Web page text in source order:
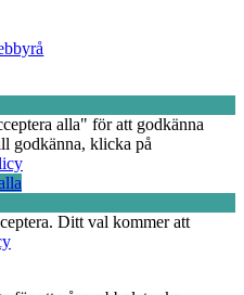
alla" för att godkänna
godkänna, klicka på
Ditt val kommer att